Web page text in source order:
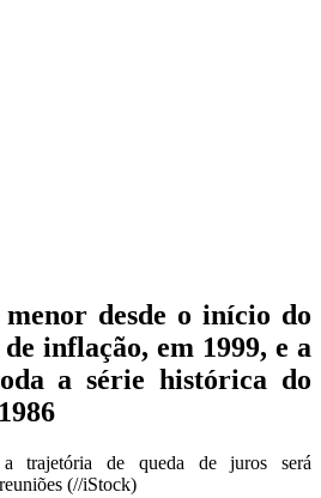
desde o início do
inflação, em 1999, e a
a série histórica do
trajetória de queda de juros será
(//iStock)